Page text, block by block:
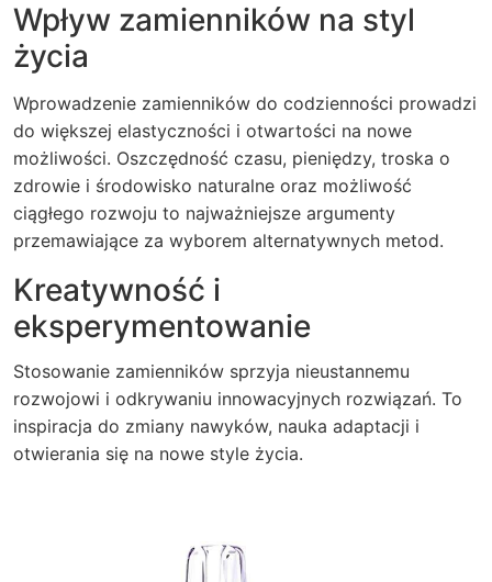
Wpływ zamienników na styl
życia
Wprowadzenie zamienników do codzienności prowadzi
do większej elastyczności i otwartości na nowe
możliwości. Oszczędność czasu, pieniędzy, troska o
zdrowie i środowisko naturalne oraz możliwość
ciągłego rozwoju to najważniejsze argumenty
przemawiające za wyborem alternatywnych metod.
Kreatywność i
eksperymentowanie
Stosowanie zamienników sprzyja nieustannemu
rozwojowi i odkrywaniu innowacyjnych rozwiązań. To
inspiracja do zmiany nawyków, nauka adaptacji i
otwierania się na nowe style życia.